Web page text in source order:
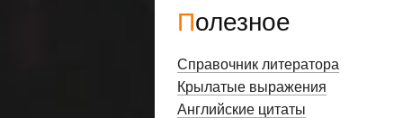
Полезное
Справочник литератора
Крылатые выражения
Английские цитаты